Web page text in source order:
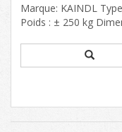
Marque: KAINDL
Poids : ± 250 kg